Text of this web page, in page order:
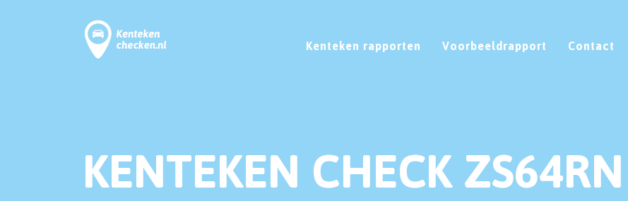
Kenteken rapporten Voorbeeldrapport Contact
KENTEKEN CHECK ZS64RN